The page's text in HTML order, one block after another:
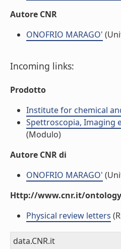
Autore CNR
ONOFRIO MARAGO'
Incoming links:
Prodotto
Institute for chemical
Spettroscopia, Imaging
(Modulo)
Autore CNR di
ONOFRIO MARAGO'
Http://www.cnr.it/
Physical review letters
data.CNR.it